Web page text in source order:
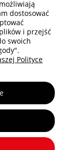
Sp. k.
dostosować
i przejść
swoich
Polityce